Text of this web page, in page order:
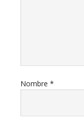
Nombre *